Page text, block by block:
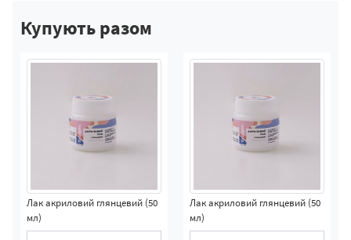
Купують разом
Лак акриловий глянцевий (50
мл)
Лак акриловий глянцевий (50
мл)